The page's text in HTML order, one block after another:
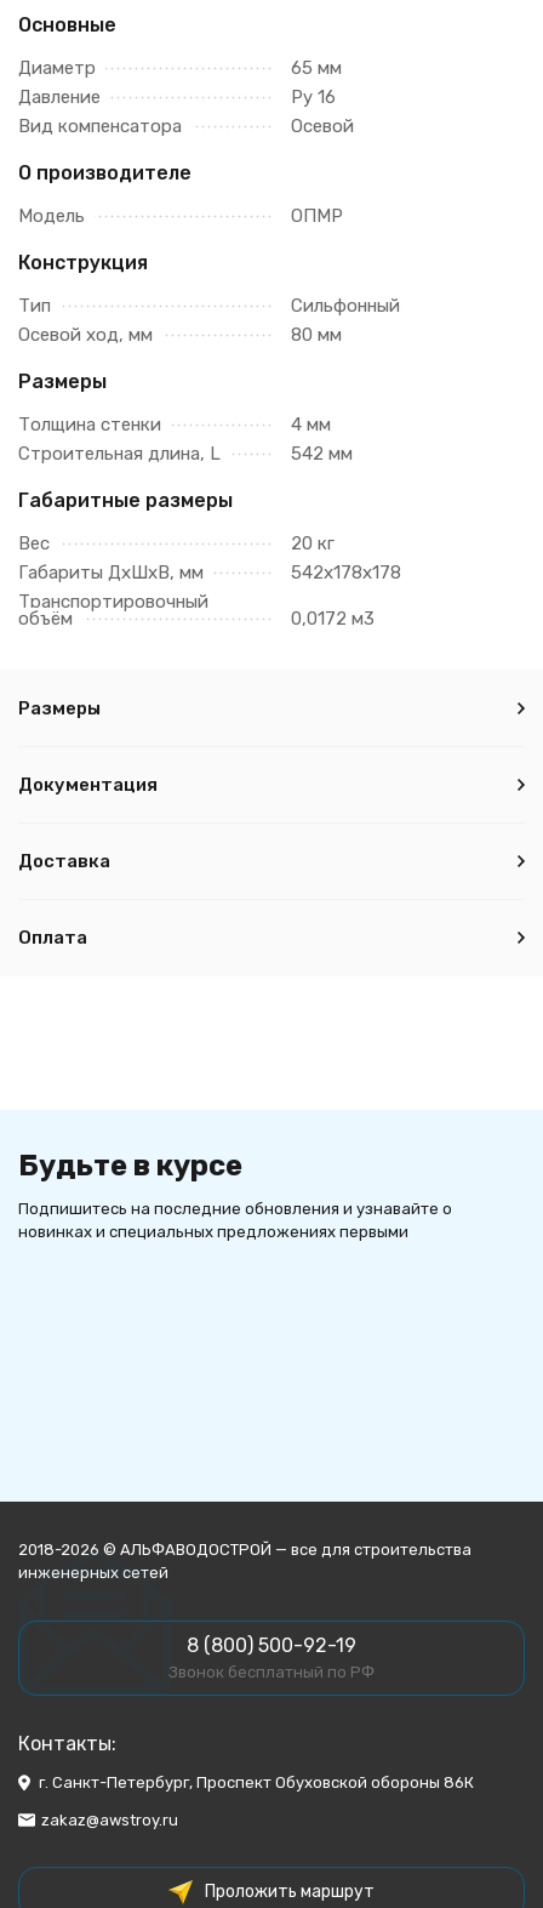
Основные
Диаметр
65 мм
Давление
Ру 16
Вид компенсатора
Осевой
О производителе
Модель ОПМР
Конструкция
Тип
Сильфонный
Осевой ход, мм
80 мм
Размеры
Толщина стенки
4 мм
Строительная длина, L
542 мм
Габаритные размеры
Вес
20 кг
Габариты ДхШхВ, мм
542х178х178
Транспортировочный
объём 0,0172 м3
Размеры
Документация
Доставка
Оплата
Будьте в курсе
Подпишитесь на последние обновления и узнавайте о
новинках и специальных предложениях первыми
2018-2026 © АЛЬФАВОДОСТРОЙ — все для строительства
инженерных сетей
8 (800) 500-92-19
Звонок бесплатный по РФ
Контакты:
г. Санкт-Петербург, Проспект Обуховской обороны 86К
zakaz@awstroy.ru
Проложить маршрут